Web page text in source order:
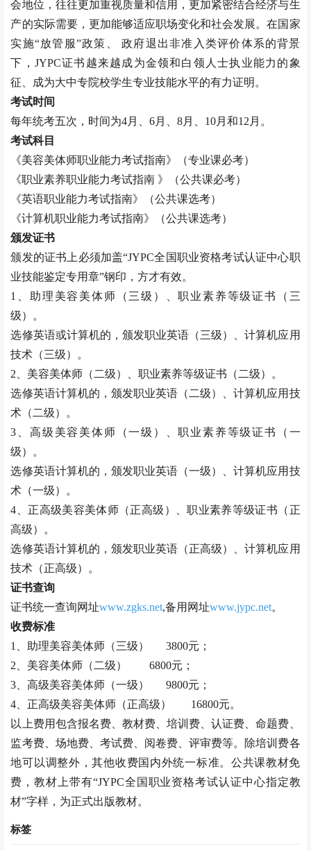
会地位，往往更加重视质量和信用，更加紧密结合经济与生
产的实际需要，更加能够适应职场变化和社会发展。在国家
实施“放管服”政策、 政府退出非准入类评价体系的背景
下，JYPC证书越来越成为金领和白领人士执业能力的象
征、成为大中专院校学生专业技能水平的有力证明。
考试时间
每年统考五次，时间为4月、6月、8月、10月和12月。
考试科目
《美容美体师职业能力考试指南》（专业课必考）
《职业素养职业能力考试指南 》（公共课必考）
《英语职业能力考试指南》（公共课选考）
《计算机职业能力考试指南》（公共课选考）
颁发证书
颁发的证书上必须加盖“JYPC全国职业资格考试认证中心职
业技能鉴定专用章”钢印，方才有效。
1、助理 美容美体师 （三级）、职业素养等级证书（三
级）。
选修英语或计算机的，颁发职业英语（三级）、计算机应用
技术（三级）。
2、 美容美体师 （二级）、职业素养等级证书（二级）。
选修英语计算机的，颁发职业英语（二级）、计算机应用技
术（二级）。
3、高级 美容美体师 （一级）、职业素养等级证书（一
级）。
选修英语计算机的，颁发职业英语（一级）、计算机应用技
术（一级）。
4、正高级美容美体师 （正高级）、职业素养等级证书（正
高级）。
选修英语计算机的，颁发职业英语（正高级）、计算机应用
技术（正高级）。
证书查询
证书统一查询网址www.zgks.net,备用网址www.jypc.net。
收费标准
1、助理美容美体师 （三级）
3800元；
2、 美容美体师 （二级）
6800元；
3、高级美容美体师 （一级）
9800元；
4、正高级美容美体师 （正高级）
16800元。
以上费用包含报名费、教材费、培训费、认证费、命题费、
监考费、场地费、考试费、阅卷费、评审费等。除培训费各
地可以调整外，其他收费国内外统一标准。公共课教材免
费，教材上带有“JYPC全国职业资格考试认证中心指定教
材”字样，为正式出版教材。
标签